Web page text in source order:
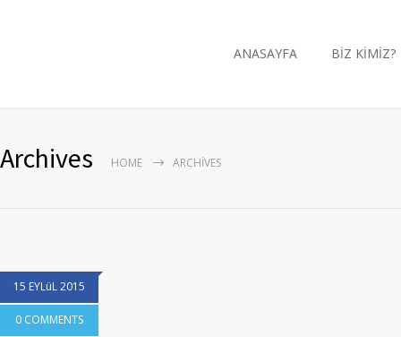
ANASAYFA BİZ KİMİZ?
Archives HOME ARCHIVES
15 EYLüL 2015
0 COMMENTS